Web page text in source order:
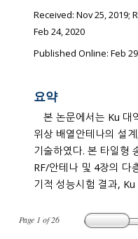
Page 1 of26
Received: Nov 25, 2019;
Feb 24, 2020
Published Online: Feb
요약
본 논문에서는 Ku 대
위상 배열안테나의 설
기술하였다. 본 타일형 송신 위상 배열
RF/안테나 및 4장의 다
기적 성능시험 결과,